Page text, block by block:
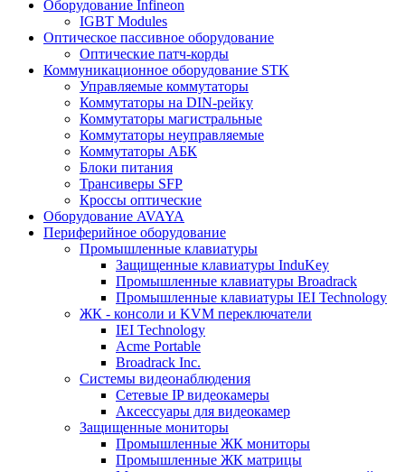
Оборудование Infineon
IGBT Modules
Оптическое пассивное оборудование
Оптические патч-корды
Коммуникационное оборудование STK
Управляемые коммутаторы
Коммутаторы на DIN-рейку
Коммутаторы магистральные
Коммутаторы неуправляемые
Коммутаторы АБК
Блоки питания
Трансиверы SFP
Кроссы оптические
Оборудование AVAYA
Периферийное оборудование
Промышленные клавиатуры
Защищенные клавиатуры InduKey
Промышленные клавиатуры Broadrack
Промышленные клавиатуры IEI Technology
ЖК - консоли и KVM переключатели
IEI Technology
Acme Portable
Broadrack Inc.
Системы видеонаблюдения
Сетевые IP видеокамеры
Аксессуары для видеокамер
Защищенные мониторы
Промышленные ЖК мониторы
Промышленные ЖК матрицы